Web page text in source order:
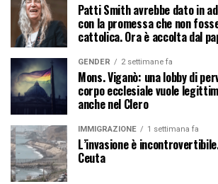
Patti Smith avrebbe dato in
con la promessa che non
cattolica. Ora è accolta dal
GENDER 2 settimane fa
Mons. Viganò: una lobby di
corpo ecclesiale vuole
anche nel Clero
IMMIGRAZIONE 1 settimana fa
L’invasione è
Ceuta